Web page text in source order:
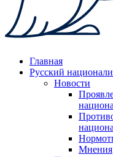
Главная
Русский
Новости
Мнения